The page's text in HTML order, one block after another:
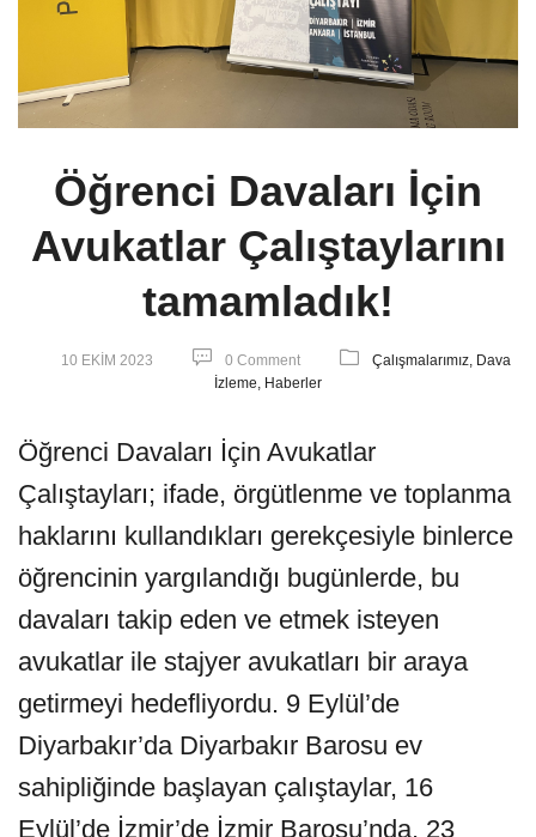
Öğrenci Davaları İçin
Avukatlar Çalıştaylarını
tamamladık!
10 EKIM 2023 0 Comment Çalışmalarımız, Dava
İzleme, Haberler
Öğrenci Davaları İçin Avukatlar
Çalıştayları; ifade, örgütlenme ve toplanma
haklarını kullandıkları gerekçesiyle binlerce
öğrencinin yargılandığı bugünlerde, bu
davaları takip eden ve etmek isteyen
avukatlar ile stajyer avukatları bir araya
getirmeyi hedefliyordu. 9 Eylül’de
Diyarbakır’da Diyarbakır Barosu ev
sahipliğinde başlayan çalıştaylar, 16
Eylül’de İzmir’de İzmir Barosu’nda, 23